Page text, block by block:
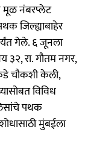
मूळ नंबरप्लेट
जिल्ह्याबाहेर
गेले. ६ जूनला
रा. गौतम नगर,
चौकशी केली,
विविध
पथक
मुंबईला